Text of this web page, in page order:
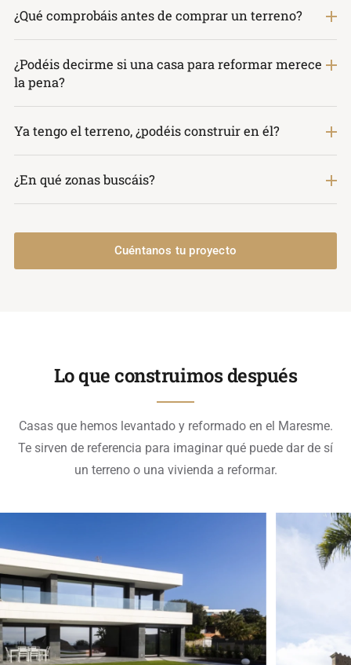
¿Qué comprobáis antes de comprar un terreno?
¿Podéis decirme si una casa para reformar merece
la pena?
Ya tengo el terreno, ¿podéis construir en él?
¿En qué zonas buscáis?
Cuéntanos tu proyecto
Lo que construimos después
Casas que hemos levantado y reformado en el Maresme.
Te sirven de referencia para imaginar qué puede dar de sí
un terreno o una vivienda a reformar.